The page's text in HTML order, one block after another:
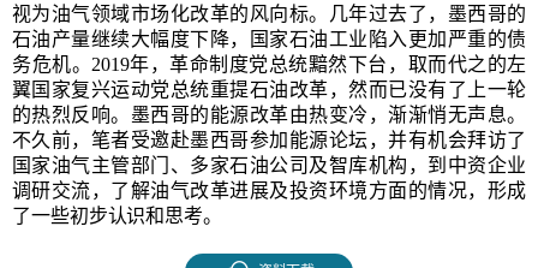
视为油气领域市场化改革的风向标。几年过去了，墨西哥的
石油产量继续大幅度下降，国家石油工业陷入更加严重的债
务危机。2019年，革命制度党总统黯然下台，取而代之的左
翼国家复兴运动党总统重提石油改革，然而已没有了上一轮
的热烈反响。墨西哥的能源改革由热变冷，渐渐悄无声息。
不久前，笔者受邀赴墨西哥参加能源论坛，并有机会拜访了
国家油气主管部门、多家石油公司及智库机构，到中资企业
调研交流，了解油气改革进展及投资环境方面的情况，形成
了一些初步认识和思考。